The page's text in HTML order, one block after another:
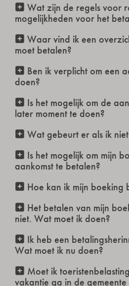
Wat zijn de regels voor
mogelijkheden voor het
Waar vind ik een
moet betalen?
Ben ik verplicht om een
doen?
Is het mogelijk om de
later moment te doen?
Wat gebeurt er als ik
Is het mogelijk om mijn
aankomst te betalen?
Hoe kan ik mijn boeking
Het betalen van mijn
niet. Wat moet ik doen?
Ik heb een
Wat moet ik nu doen?
Moet ik
vakantie ga in de